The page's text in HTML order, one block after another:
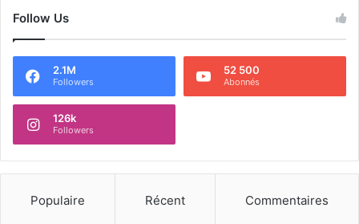
Follow Us
2.1M
Followers
52 500
Abonnés
126k
Followers
Populaire Récent Commentaires